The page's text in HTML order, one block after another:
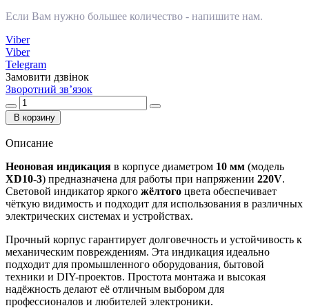
Если Вам нужно большее количество - напишите нам.
Viber
Viber
Telegram
Замовити дзвінок
Зворотний зв’язок
В корзину
Описание
Неоновая индикация в корпусе диаметром 10 мм (модель
XD10-3) предназначена для работы при напряжении 220V.
Световой индикатор яркого жёлтого цвета обеспечивает
чёткую видимость и подходит для использования в различных
электрических системах и устройствах.
Прочный корпус гарантирует долговечность и устойчивость к
механическим повреждениям. Эта индикация идеально
подходит для промышленного оборудования, бытовой
техники и DIY-проектов. Простота монтажа и высокая
надёжность делают её отличным выбором для
профессионалов и любителей электроники.